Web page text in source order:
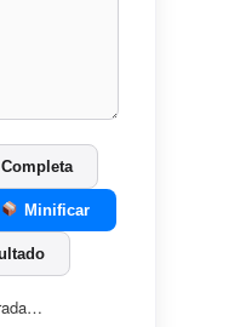
Minificar